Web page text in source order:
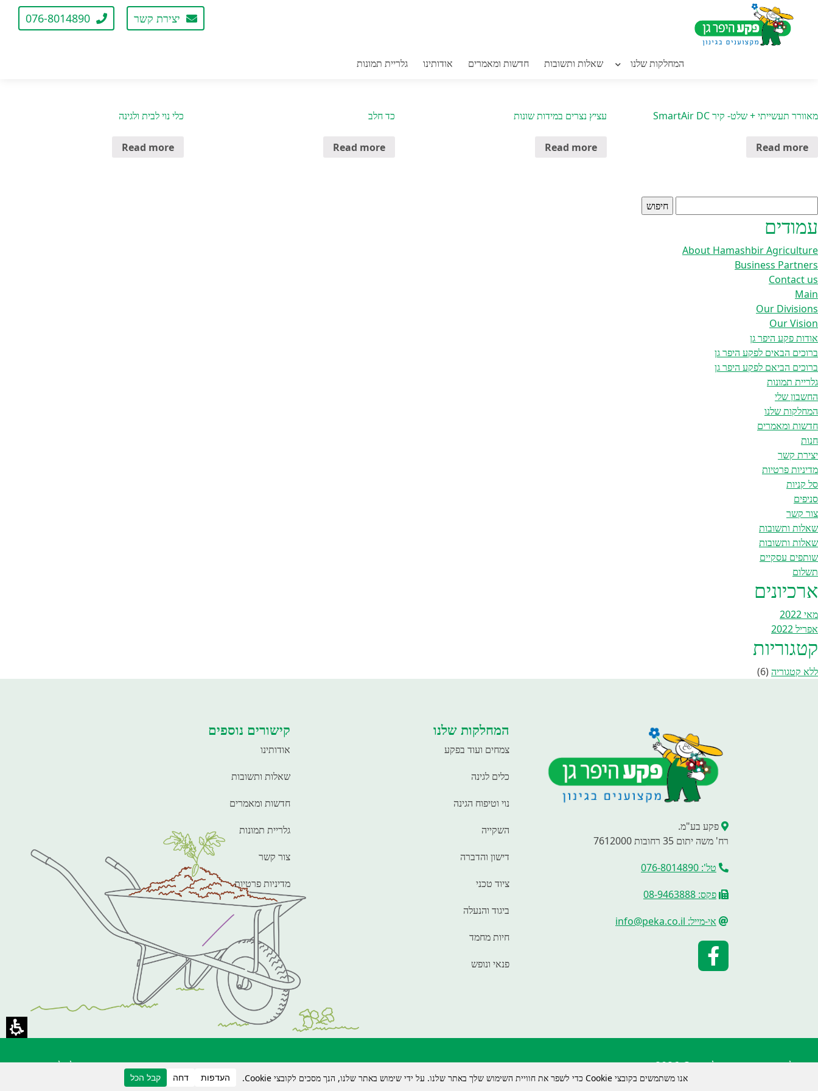
מרכזי
076-8014890 יצירת קשר
המחלקות שלנו שאלות ותשובות חדשות ומאמרים אודותינו גלריית תמונות
כללי/ רשת גדר מגולוונת
Category:
Related products
מאוורר תעשייתי + שלט- קיר SmartAir DC
Read more
עציץ נצרים במידות שונות
Read more
כד חלב
Read more
כלי נוי לבית ולגינה
Read more
עמודים
About Hamashbir Agriculture
Business Partners
Contact us
Main
Our Divisions
Our Vision
אודות פקע היפר גן
ברוכים הבאים לפקע היפר גן
ברוכים הביאם לפקע היפר גן
גלריית תמונות
החשבון שלי
המחלקות שלנו
חדשות ומאמרים
חנות
יצירת קשר
מדיניות פרטיות
סל קניות
סניפים
צור קשר
שאלות ותשובות
שאלות ותשובות
שותפים עסקיים
תשלום
ארכיונים
מאי 2022
אפריל 2022
קטגוריות
ללא קטגוריה(6)
פקע בע"מ.
רח' משה יתום 35 רחובות 7612000
טל': 076-8014890
פקס: 08-9463888
אי-מייל: info@peka.co.il
המחלקות שלנו
צמחים ועוד בפקע
כלים לגינה
נוי וטיפוח הגינה
השקייה
דישון והדברה
ציוד טכני
ביגוד והנעלה
חיות מחמד
פנאי ונופש
קישורים נוספים
אודותינו
שאלות ותשובות
חדשות ומאמרים
גלריית תמונות
צור קשר
מדיניות פרטיות
כל הזכויות שמורות לפקע © 2026 עיצוב ובנייה תלתלים סטודיו